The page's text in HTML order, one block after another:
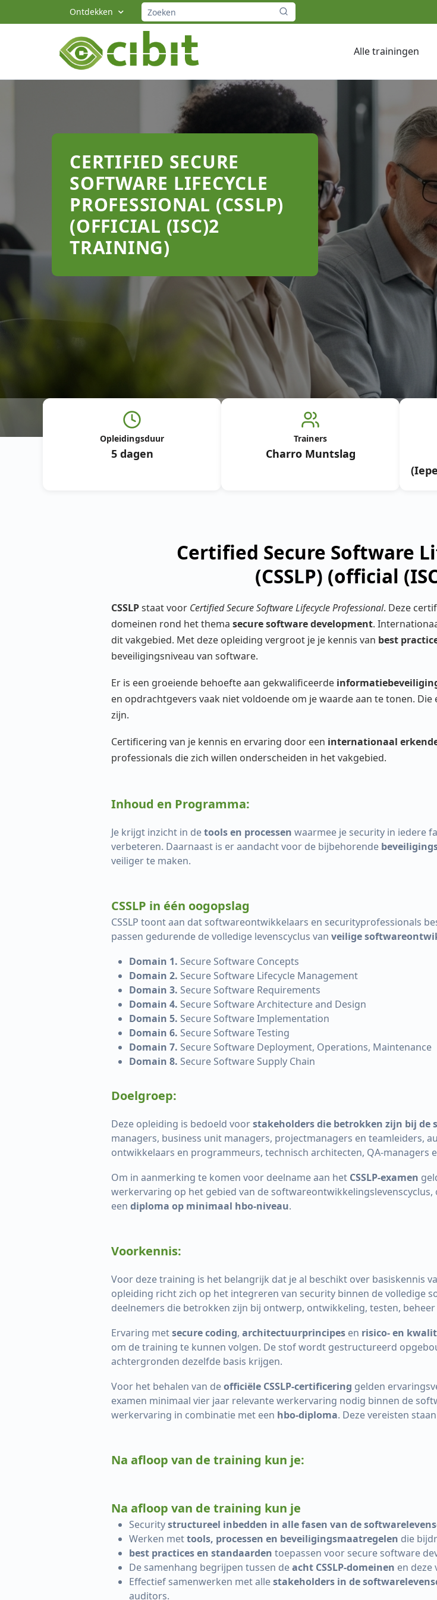
to
Ontdekken
Alle trainingen
CERTIFIED SECURE
SOFTWARE LIFECYCLE
PROFESSIONAL (CSSLP)
(OFFICIAL (ISC)2
TRAINING)
Opleidingsduur
5 dagen
Trainers
Charro Muntslag
Certified Secure Software
(CSSLP) (official
CSSLPstaat voor Certified Secure Software Lifecycle Professional. Deze
domeinen rond het thema secure software development.
dit vakgebied. Met deze opleiding vergroot je je kennis van best
beveiligingsniveau van software.
Er is een groeiende behoefte aan gekwalificeerde
en opdrachtgevers vaak niet voldoende om je waarde aan te tonen.
zijn.
Certificering van je kennis en ervaring door een internationaal
professionals die zich willen onderscheiden in het vakgebied.
Inhoud en Programma:
Je krijgt inzicht in detools en processen waarmee je security in iedere
verbeteren. Daarnaast is er aandacht voor de bijbehorende
veiliger te maken.
CSSLP in één oogopslag
CSSLP toont aan dat softwareontwikkelaars en securityprofessionals
passen gedurende de volledige levenscyclus van veilige
Domain 1. Secure Software Concepts
Domain 2. Secure Software Lifecycle Management
Domain 3. Secure Software Requirements
Domain 4. Secure Software Architecture and Design
Domain 5. Secure Software Implementation
Domain 6. Secure Software Testing
Domain 7. Secure Software Deployment, Operations, Maintenance
Domain 8. Secure Software Supply Chain
Doelgroep:
Deze opleiding is bedoeld voorstakeholders die betrokken zijn bij de
managers, business unit managers, projectmanagers en teamleiders,
ontwikkelaars en programmeurs, technisch architecten, QA-managers
Om in aanmerking te komen voor deelname aan het CSSLP-examen
werkervaring op het gebied van de softwareontwikkelingslevenscyclus,
een diploma op minimaal hbo-niveau.
Voorkennis:
Voor deze training is het belangrijk dat je al beschikt over basiskennis
opleiding richt zich op het integreren van security binnen de volledige
deelnemers die betrokken zijn bij ontwerp, ontwikkeling, testen,
Ervaring metsecure coding, architectuurprincipes en risico- en
om de training te kunnen volgen. De stof wordt gestructureerd
achtergronden dezelfde basis krijgen.
Voor het behalen van deofficiële CSSLP-certificering gelden
examen minimaal vier jaar relevante werkervaring nodig binnen de
werkervaring in combinatie met een hbo-diploma. Deze vereisten
Na afloop van de training kun je:
Na afloop van de training kun je
Securitystructureel inbedden in alle fasen van de
Werken mettools, processen en beveiligingsmaatregelen die
best practices en standaarden toepassen voor secure software
De samenhang begrijpen tussen deacht CSSLP-domeinen en deze
Effectief samenwerken met allestakeholders in de
auditors.